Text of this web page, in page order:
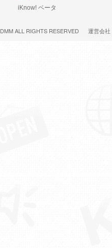
iKnow! ベータ
DMMALL RIGHTS RESERVED 運営会社